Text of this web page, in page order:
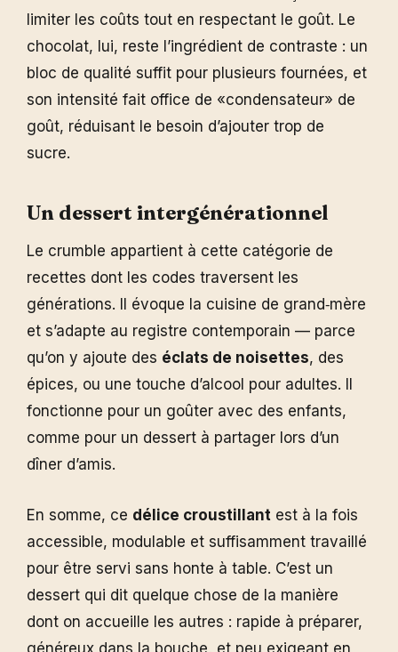
limiter les coûts tout en respectant le goût. Le
chocolat, lui, reste l’ingrédient de contraste : un
bloc de qualité suffit pour plusieurs fournées, et
son intensité fait office de «condensateur» de
goût, réduisant le besoin d’ajouter trop de
sucre.
Un dessert intergénérationnel
Le crumble appartient à cette catégorie de
recettes dont les codes traversent les
générations. Il évoque la cuisine de grand‑mère
et s’adapte au registre contemporain — parce
qu’on y ajoute des éclats de noisettes, des
épices, ou une touche d’alcool pour adultes. Il
fonctionne pour un goûter avec des enfants,
comme pour un dessert à partager lors d’un
dîner d’amis.
En somme, ce délice croustillant est à la fois
accessible, modulable et suffisamment travaillé
pour être servi sans honte à table. C’est un
dessert qui dit quelque chose de la manière
dont on accueille les autres : rapide à préparer,